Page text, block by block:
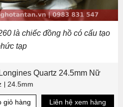
là chiếc đồng hồ có cấu tạo
tạp
Quartz 24.5mm Nữ
24.5mm
giỏ hàng Liên hệ xem hàng